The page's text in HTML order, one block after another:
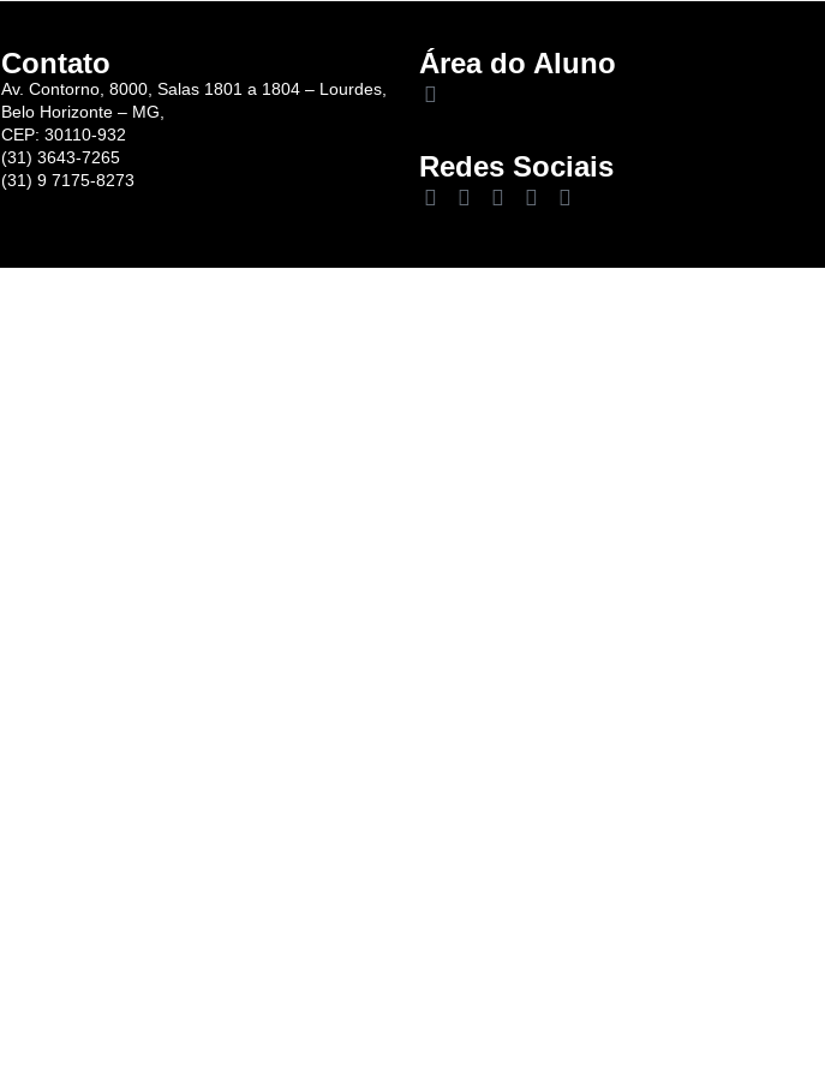
Contato
Av. Contorno, 8000, Salas 1801 a 1804 – Lourdes,
Belo Horizonte – MG,
CEP: 30110-932
(31) 3643-7265
(31) 9 7175-8273
Área do Aluno
Redes Sociais